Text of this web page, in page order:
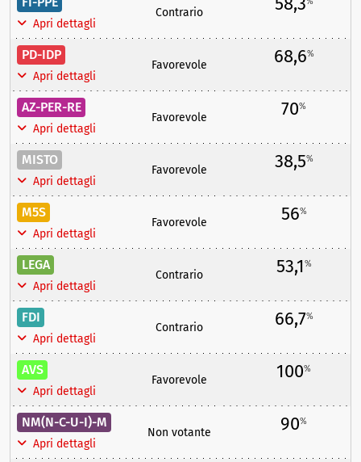
Apri dettagli
Contrario
PD-IDP
Apri dettagli
Favorevole 68,6%
AZ-PER-RE
Apri dettagli
Favorevole 70%
MISTO
Apri dettagli
Favorevole 38,5%
M5S
Apri dettagli
Favorevole 56%
LEGA
Apri dettagli
Contrario 53,1%
FDI
Apri dettagli
Contrario 66,7%
AVS
Apri dettagli
Favorevole 100%
NM(N-C-U-I)-M
Apri dettagli
Non votante 90%